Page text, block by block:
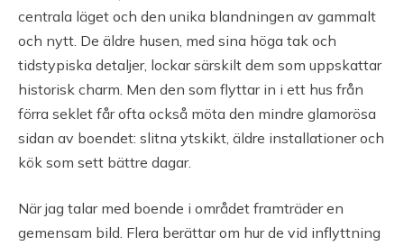
centrala läget och den unika blandningen av gammalt
och nytt. De äldre husen, med sina höga tak och
tidstypiska detaljer, lockar särskilt dem som uppskattar
historisk charm. Men den som flyttar in i ett hus från
förra seklet får ofta också möta den mindre glamorösa
sidan av boendet: slitna ytskikt, äldre installationer och
kök som sett bättre dagar.
När jag talar med boende i området framträder en
gemensam bild. Flera berättar om hur de vid inflyttning